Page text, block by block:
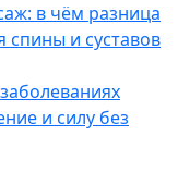
в чём разница
спины и суставов
и силу без